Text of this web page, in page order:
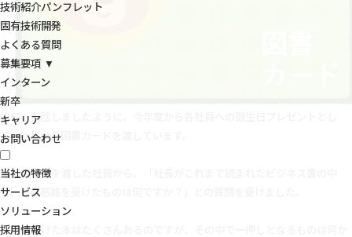
技術紹介パンフレット
固有技術開発
よくある質問
募集要項 ▼
インターン
新卒
キャリア
お問い合わせ
当社の特徴
サービス
ソリューション
採用情報
先日、お話しましたように、今年度から各社員への誕生日プレゼントとし
て、社長から図書カードを渡しています。
本日図書券を渡した社員から、「社長がこれまで読まれたビジネス書の中
で、一番感銘を受けたものは何ですか？」との質問を受けました。
感銘を受けた本はたくさんあるのですが、その中で一押しとなるものは何か